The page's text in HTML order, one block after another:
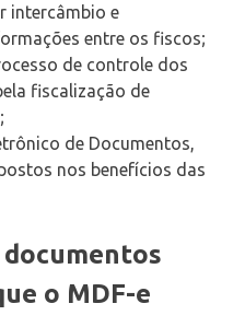
intercâmbio e
entre os fiscos;
de controle dos
fiscalização de
de Documentos,
nos benefícios das
o MDF-e